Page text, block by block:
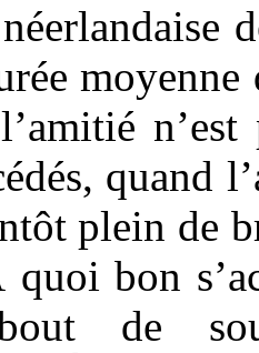
moyenne
n’est
quand
plein de
bon
de